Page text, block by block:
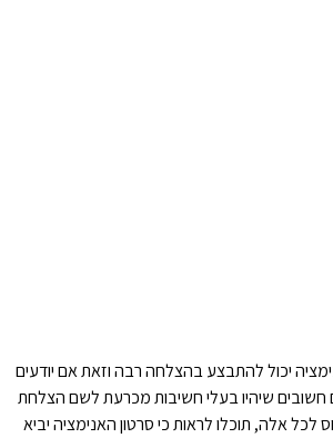
יכול להתבצע בהצלחה רבה וזאת אם יודעים
חשובים שיהיו בעלי חשיבות מכרעת לשם הצלחת
לכל אלה, תוכלו לראות כי סרטון האנימציה יביא